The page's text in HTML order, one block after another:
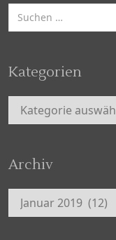
Suchen
nach:
Kategorien
Kategorien
Archiv
Archiv